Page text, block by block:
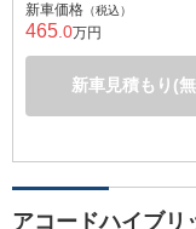
新車価格 （税込）
465 .0万円
新車見積もり(
アコードハイブリ